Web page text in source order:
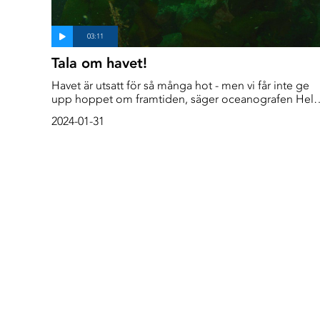
Tala om havet!
Havet är utsatt för så många hot - men vi får inte ge
upp hoppet om framtiden, säger oceanografen
kan vi engagera fler människor i kampen för ett friskt
2024-01-31